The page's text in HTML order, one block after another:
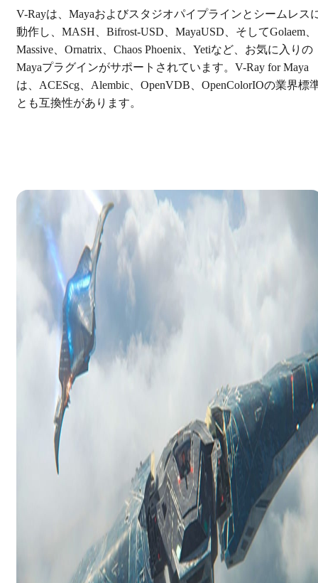
V-Rayは、Mayaおよびスタジオパイプラインとシームレス
動作し、MASH、Bifrost-USD、MayaUSD、そしてGolaem、
Massive、Ornatrix、Chaos Phoenix、Yetiなど、お気に入りの
Mayaプラグインがサポートされています。V-Ray for Maya
は、ACEScg、Alembic、OpenVDB、OpenColorIOの業界標
とも互換性があります。